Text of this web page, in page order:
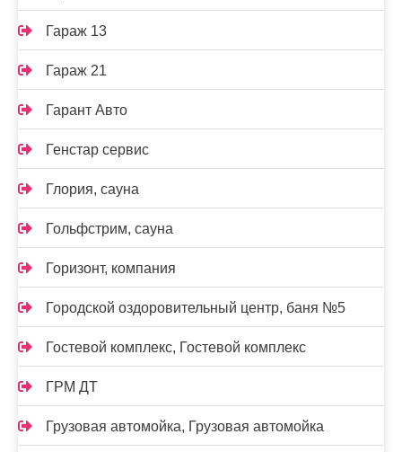
Гараж 13
Гараж 21
Гарант Авто
Генстар сервис
Глория, сауна
Гольфстрим, сауна
Горизонт, компания
Городской оздоровительный центр, баня №5
Гостевой комплекс, Гостевой комплекс
ГРМ ДТ
Грузовая автомойка, Грузовая автомойка